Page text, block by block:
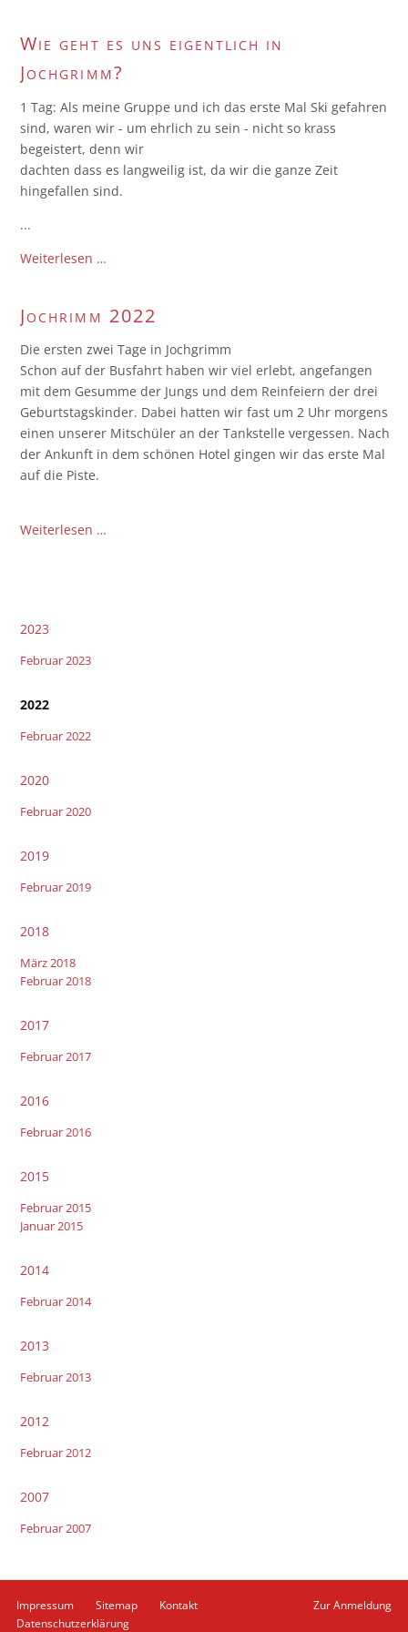
Wie geht es uns eigentlich in
Jochgrimm?
1 Tag: Als meine Gruppe und ich das erste Mal Ski gefahren
sind, waren wir - um ehrlich zu sein - nicht so krass
begeistert, denn wir
dachten dass es langweilig ist, da wir die ganze Zeit
hingefallen sind.
...
Weiterlesen …
uns
eigentlich
in
Jochgrimm?
Jochrimm 2022
Die ersten zwei Tage in Jochgrimm
Schon auf der Busfahrt haben wir viel erlebt, angefangen
mit dem Gesumme der Jungs und dem Reinfeiern der drei
Geburtstagskinder. Dabei hatten wir fast um 2 Uhr morgens
einen unserer Mitschüler an der Tankstelle vergessen. Nach
der Ankunft in dem schönen Hotel gingen wir das erste Mal
auf die Piste.
Weiterlesen …
2023
Februar 2023
2022
Februar 2022
2020
Februar 2020
2019
Februar 2019
2018
März 2018
Februar 2018
2017
Februar 2017
2016
Februar 2016
2015
Februar 2015
Januar 2015
2014
Februar 2014
2013
Februar 2013
2012
Februar 2012
2007
Februar 2007
Zur Anmeldung
Navigation
überspringen
Impressum Sitemap
Kontakt
Datenschutzerklärung